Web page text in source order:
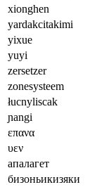
xionghen
yardakcitakimi
yixue
yuyi
zersetzer
zonesysteem
łucnyliscak
ɲangi
επανα
υεν
апалагет
бизоньикизяки